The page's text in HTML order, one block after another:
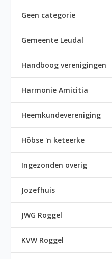
Geen categorie
Gemeente Leudal
Handboog verenigingen
Harmonie Amicitia
Heemkundevereniging
Höbse 'n keteerke
Ingezonden overig
Jozefhuis
JWG Roggel
KVW Roggel